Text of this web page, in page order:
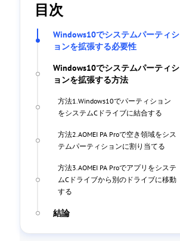
目次
Windows10でシステムパーティシ
ョンを拡張する必要性
Windows10でシステムパーティシ
ョンを拡張する方法
方法1.Windows10でパーティション
をシステムCドライブに結合する
方法2.AOMEI PA Proで空き領域をシス
テムパーティションに割り当てる
方法3.AOMEI PA Proでアプリをシステ
ムCドライブから別のドライブに移動
する
結論